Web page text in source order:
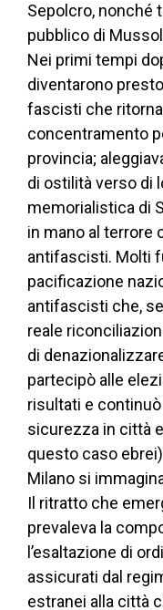
Sepolcro, nonché
pubblico di
Nei primi tempi
diventarono
fascisti che
concentramento
provincia;
di ostilità verso di
memorialistica di
in mano al terrore
antifascisti. Molti
pacificazione
antifascisti che,
reale
di
partecipò alle
risultati e
sicurezza in città
questo caso
Milano si
Il ritratto che
prevaleva la
l’esaltazione di
assicurati dal
estranei alla città